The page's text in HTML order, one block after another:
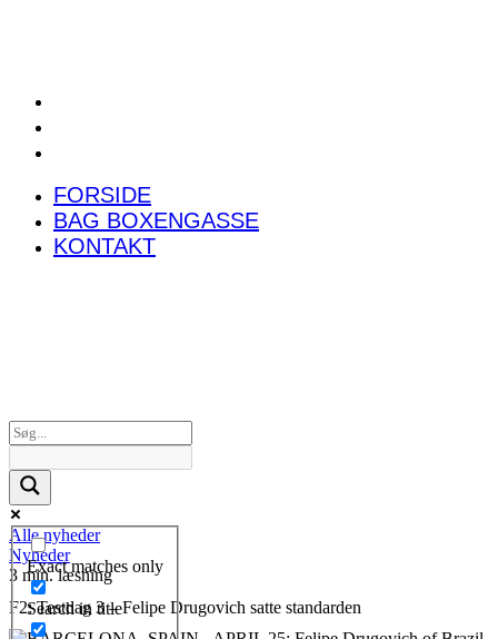
FORSIDE
BAG BOXENGASSE
KONTAKT
Exact matches only
Search in title
Alle nyheder
Nyheder
3 min. læsning
F2: Testdag 3 – Felipe Drugovich satte standarden